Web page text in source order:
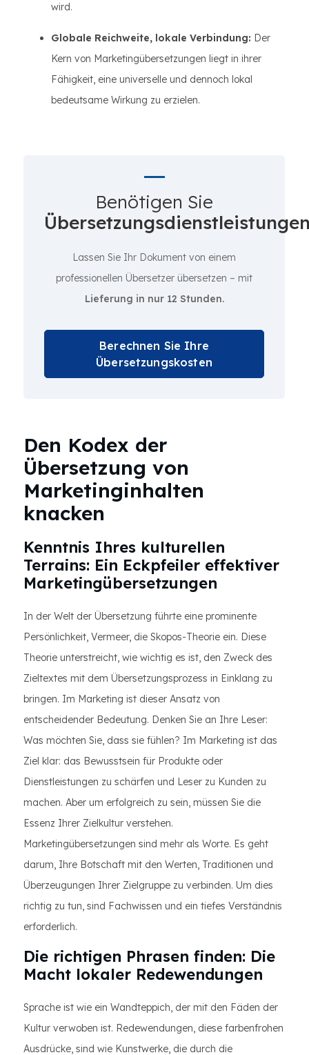
wird.
Globale Reichweite, lokale Verbindung: Der
Kern von Marketingübersetzungen liegt in ihrer
Fähigkeit, eine universelle und dennoch lokal
bedeutsame Wirkung zu erzielen.
Benötigen Sie
Lassen Sie Ihr Dokument von einem
professionellen Übersetzer übersetzen – mit
Lieferung in nur 12 Stunden.
Berechnen Sie Ihre
Übersetzungskosten
Den Kodex der
Übersetzung von
Marketinginhalten
knacken
Kenntnis Ihres kulturellen
Terrains: Ein Eckpfeiler effektiver
Marketingübersetzungen
In der Welt der Übersetzung führte eine prominente
Persönlichkeit, Vermeer, die Skopos-Theorie ein. Diese
Theorie unterstreicht, wie wichtig es ist, den Zweck des
Zieltextes mit dem Übersetzungsprozess in Einklang zu
bringen. Im Marketing ist dieser Ansatz von
entscheidender Bedeutung. Denken Sie an Ihre Leser:
Was möchten Sie, dass sie fühlen? Im Marketing ist das
Ziel klar: das Bewusstsein für Produkte oder
Dienstleistungen zu schärfen und Leser zu Kunden zu
machen. Aber um erfolgreich zu sein, müssen Sie die
Essenz Ihrer Zielkultur verstehen.
Marketingübersetzungen sind mehr als Worte. Es geht
darum, Ihre Botschaft mit den Werten, Traditionen und
Überzeugungen Ihrer Zielgruppe zu verbinden. Um dies
richtig zu tun, sind Fachwissen und ein tiefes Verständnis
erforderlich.
Die richtigen Phrasen finden: Die
Macht lokaler Redewendungen
Sprache ist wie ein Wandteppich, der mit den Fäden der
Kultur verwoben ist. Redewendungen, diese farbenfrohen
Ausdrücke, sind wie Kunstwerke, die durch die